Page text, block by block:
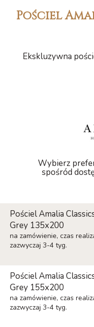
Pościel
Ekskluzywna
Wybierz
spośród
Pościel Amalia
Grey 135x200
na zamówienie, czas
zazwyczaj 3-4 tyg.
Pościel Amalia
Grey 155x200
na zamówienie, czas
zazwyczaj 3-4 tyg.